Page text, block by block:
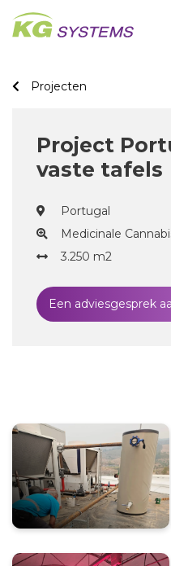
Projecten
Project
vaste tafels
Portugal
Medicinale
3.250 m2
Een adviesgesprek